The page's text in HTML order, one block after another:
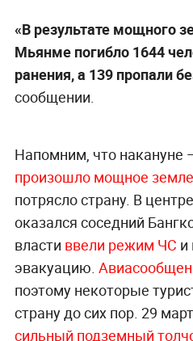
«В результате мощного
Мьянме погибло 1644
ранения, а 139 пропали
сообщении.
Напомним, что
произошло мощное
потрясло страну. В
оказался соседний
власти ввели режим ЧС и
эвакуацию.
поэтому некоторые
страну до сих пор. 29
сильный подземный